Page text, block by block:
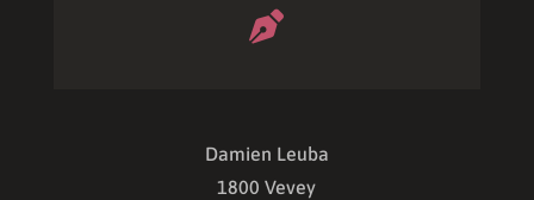

Damien Leuba
1800 Vevey